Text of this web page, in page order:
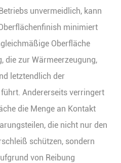
unvermeidlich, kann
minimiert
Oberfläche
die zur Wärmeerzeugung,
letztendlich der
Andererseits verringert
die Menge an Kontakt
die nicht nur den
schützen, sondern
von Reibung